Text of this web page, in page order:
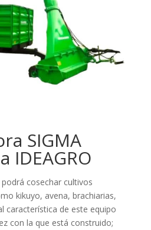
SIGMA
IDEAGRO
cosechar cultivos
kikuyo, avena, brachiarias,
característica de este equipo
con la que está construido;